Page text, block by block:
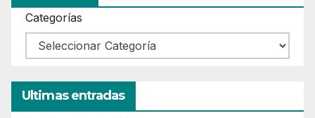
Categorías
Ultimas entradas